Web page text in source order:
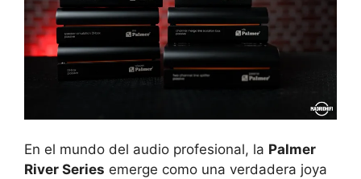
En el mundo del audio profesional, la Palmer
River Series emerge como una verdadera joya